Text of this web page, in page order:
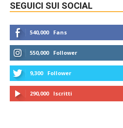
SEGUICI SUI SOCIAL
540,000 Fans
550,000 Follower
9,300 Follower
290,000 Iscritti